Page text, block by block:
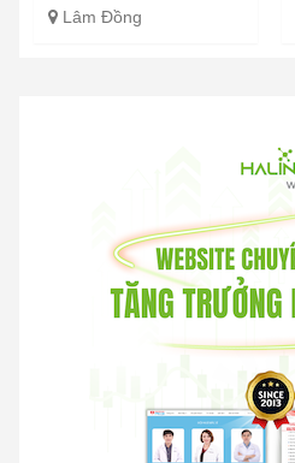
Lâm Đồng